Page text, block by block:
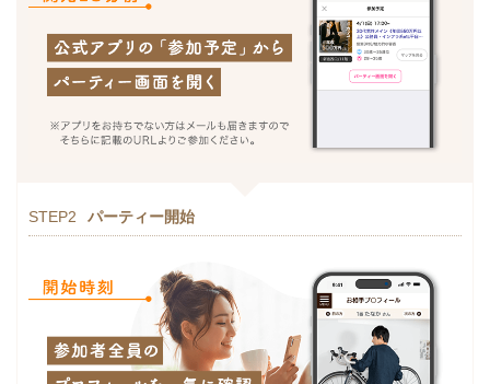
STEP2 パーティー開始